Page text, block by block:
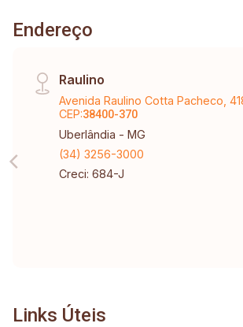
Endereço
Raulino
Avenida Raulino Cotta Pacheco,
CEP:38400-370
Uberlândia - MG
(34) 3256-3000
Creci: 684-J
Links Úteis